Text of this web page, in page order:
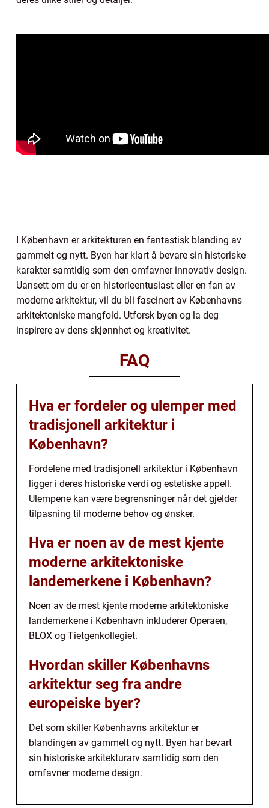
I København er arkitekturen en fantastisk blanding av
gammelt og nytt. Byen har klart å bevare sin historiske
karakter samtidig som den omfavner innovativ design.
Uansett om du er en historieentusiast eller en fan av
moderne arkitektur, vil du bli fascinert av Københavns
arkitektoniske mangfold. Utforsk byen og la deg
inspirere av dens skjønnhet og kreativitet.
FAQ
Hva er fordeler og ulemper med
tradisjonell arkitektur i
København?
Fordelene med tradisjonell arkitektur i København
ligger i deres historiske verdi og estetiske appell.
Ulempene kan være begrensninger når det gjelder
tilpasning til moderne behov og ønsker.
Hva er noen av de mest kjente
moderne arkitektoniske
landemerkene i København?
Noen av de mest kjente moderne arkitektoniske
landemerkene i København inkluderer Operaen,
BLOX og Tietgenkollegiet.
Hvordan skiller Københavns
arkitektur seg fra andre
europeiske byer?
Det som skiller Københavns arkitektur er
blandingen av gammelt og nytt. Byen har bevart
sin historiske arkitekturarv samtidig som den
omfavner moderne design.